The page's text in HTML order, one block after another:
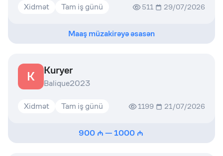
Xidmət Tam iş günü 511 29/07/2026
Maaş müzakirəyə əsasən
K Kuryer
Balique2023
Xidmət Tam iş günü 1199 21/07/2026
900 —1000